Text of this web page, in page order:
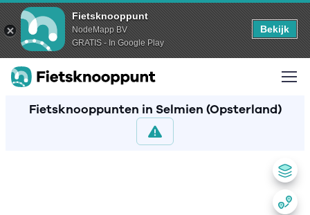
Fietsknooppunt
NodeMapp BV
GRATIS - In Google Play
Bekijk
Fietsknooppunten in Selmien (Opsterland)